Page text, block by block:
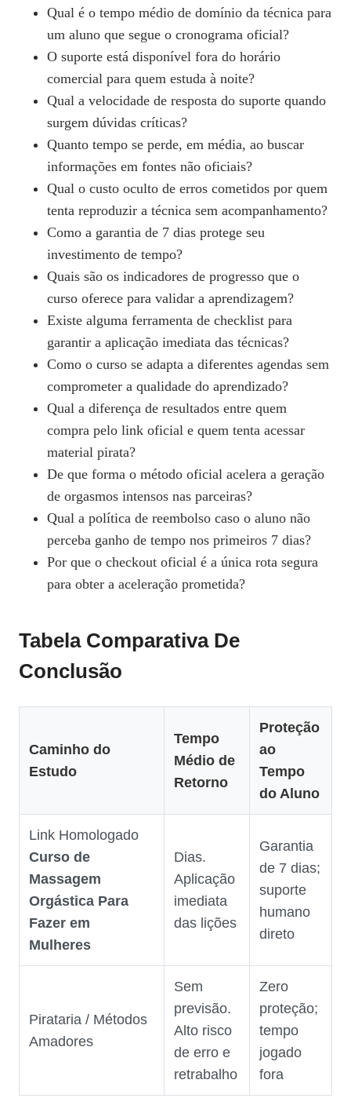
Qual é o tempo médio de domínio da técnica para
um aluno que segue o cronograma oficial?
O suporte está disponível fora do horário
comercial para quem estuda à noite?
Qual a velocidade de resposta do suporte quando
surgem dúvidas críticas?
Quanto tempo se perde, em média, ao buscar
informações em fontes não oficiais?
Qual o custo oculto de erros cometidos por quem
tenta reproduzir a técnica sem acompanhamento?
Como a garantia de 7 dias protege seu
investimento de tempo?
Quais são os indicadores de progresso que o
curso oferece para validar a aprendizagem?
Existe alguma ferramenta de checklist para
garantir a aplicação imediata das técnicas?
Como o curso se adapta a diferentes agendas sem
comprometer a qualidade do aprendizado?
Qual a diferença de resultados entre quem
compra pelo link oficial e quem tenta acessar
material pirata?
De que forma o método oficial acelera a geração
de orgasmos intensos nas parceiras?
Qual a política de reembolso caso o aluno não
perceba ganho de tempo nos primeiros 7 dias?
Por que o checkout oficial é a única rota segura
para obter a aceleração prometida?
Tabela Comparativa De
Conclusão
Caminho do
Estudo
Tempo
Médio de
Retorno
Proteção
ao
Tempo
do Aluno
Link Homologado
Curso de
Massagem
Orgástica Para
Fazer em
Mulheres
Dias.
Aplicação
imediata
das lições
Garantia
de 7 dias;
suporte
humano
direto
Pirataria / Métodos
Amadores
Sem
previsão.
Alto risco
de erro e
retrabalho
Zero
proteção;
tempo
jogado
fora